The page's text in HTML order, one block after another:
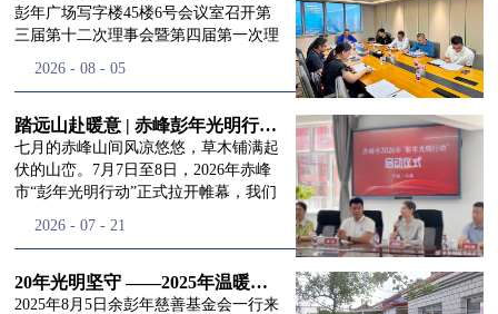
彭年广场写字楼45楼6号会议室召开第
三届第十二次理事会暨第四届第一次理
徐滨先生；副理事长兼秘书长彭志兵先
生、李玲辉先生、郭启兴先生及梅鑫先
生，现场列席人员:监事孙海跃先生，联
合党支部书记曾层同志。本次会议由理
事长徐滨主持，会议出席人数超过理事
换届会议严格按照基金会章程规定流程
同回顾了基金会过往任期内在助学兴
教、医疗救助、公益事业普惠等多个领
2026 - 08 - 05
踏远山赴暖意 | 赤峰彭年光明行动启程，入户回访接住乡亲眼底的光亮
七月的赤峰山间风凉悠悠，草木铺满起
伏的山峦。7月7日至8日，2026年赤峰
市“彭年光明行动”正式拉开帷幕，我们
土地，赴一场延续了二十一年的光明之
残联唐婷婷理事长到场参与本次启动活
动，由衷肯定了基金会坚持二十一年深
2026 - 07 - 21
20年光明坚守 ——2025年温暖启程“彭年光明行动”内蒙赤峰
2025年8月5日余彭年慈善基金会一行来
们的行
动
道>>